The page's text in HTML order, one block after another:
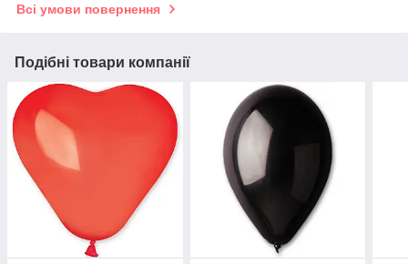
Всі умови повернення
Подібні товари компанії